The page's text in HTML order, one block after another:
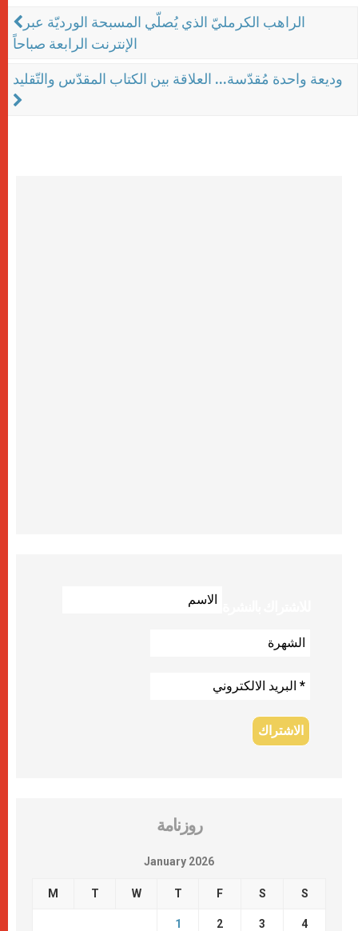
الراهب الكرمليّ الذي يُصلّي المسبحة الورديّة عبر
الإنترنت الرابعة صباحاً
وديعة واحدة مُقدّسة... العلاقة بين الكتاب المقدّس والتّقليد
روزنامة
January 2026
M T W T F S S
1 2 3 4